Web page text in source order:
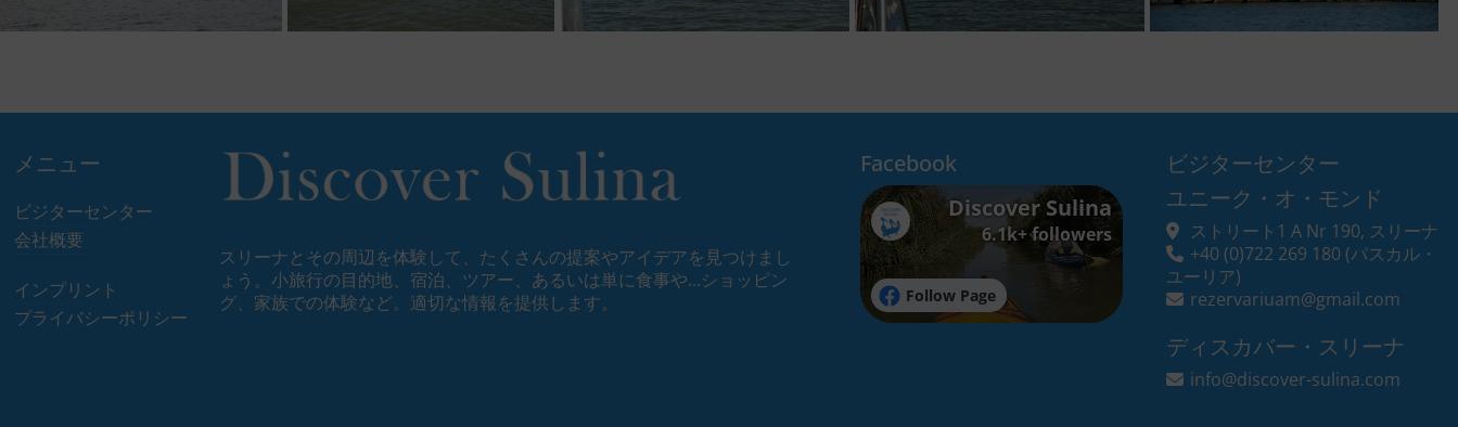
メニュー
ビジターセンター
会社概要
インプリント
プライバシーポリシー
スリーナとその周辺を体験して、たくさんの提案やアイデアを見つけまし
ょう。小旅行の目的地、宿泊、ツアー、あるいは単に食事や...ショッピン
グ、家族での体験など。適切な情報を提供します。
Facebook
Discover Sulina
6.1k+ followers
Follow Page
ビジターセンター
ユニーク・オ・モンド
ストリート1 A Nr 190, スリーナ
+40 (0)722 269 180 (パスカル・
ユーリア)
rezervariuam@gmail.com
ディスカバー・スリーナ
info@discover-sulina.com